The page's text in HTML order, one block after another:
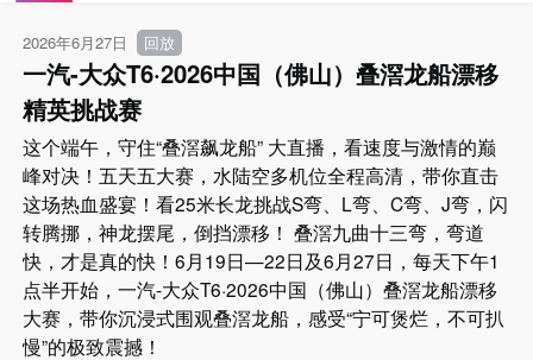
2026年6月27日 回放
一汽-大众T6·2026中国（佛山）叠滘龙船漂移
精英挑战赛
这个端午，守住“叠滘飙龙船” 大直播，看速度与激情的巅
峰对决！五天五大赛，水陆空多机位全程高清，带你直击
这场热血盛宴！看25米长龙挑战S弯、L弯、C弯、J弯，闪
转腾挪，神龙摆尾，倒挡漂移！ 叠滘九曲十三弯，弯道
快，才是真的快！6月19日—22日及6月27日，每天下午1
点半开始，一汽-大众T6·2026中国（佛山）叠滘龙船漂移
大赛，带你沉浸式围观叠滘龙船，感受“宁可煲烂，不可扒
慢”的极致震撼！